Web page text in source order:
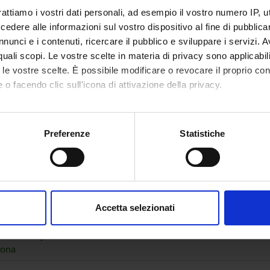
i vostri dati personali, ad esempio il vostro numero IP,
alle informazioni sul vostro dispositivo al fine di
e i contenuti, ricercare il pubblico e sviluppare i servizi.
scopi. Le vostre scelte in materia di privacy sono
vostre scelte. È possibile modificare o revocare il proprio
o facendo clic sull'icona di attivazione della privacy.
anche:
sulla tua posizione geografica, con un'approssimazione di
in qualsiasi momento dalla Dichiarazione sui cookie.
e social media, i quali potrebbero combinarle con altre
Preferenze Statistiche
Accetta selezionati
in
Elementi di architettura e sistemi
operativi (2025/2026)
12
dei
Sicurezza e privacy (2025/2026)